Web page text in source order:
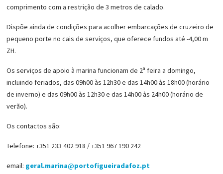
comprimento com a restrição de 3 metros de calado.
Dispõe ainda de condições para acolher embarcações de cruzeiro de
pequeno porte no cais de serviços, que oferece fundos até -4,00 m
ZH.
Os serviços de apoio à marina funcionam de 2ª feira a domingo,
incluindo feriados, das 09h00 às 12h30 e das 14h00 às 18h00 (horário
de inverno) e das 09h00 às 12h30 e das 14h00 às 24h00 (horário de
verão).
Os contactos são:
Telefone: +351 233 402 918 / +351 967 190 242
email: geral.marina@portofigueiradafoz.pt